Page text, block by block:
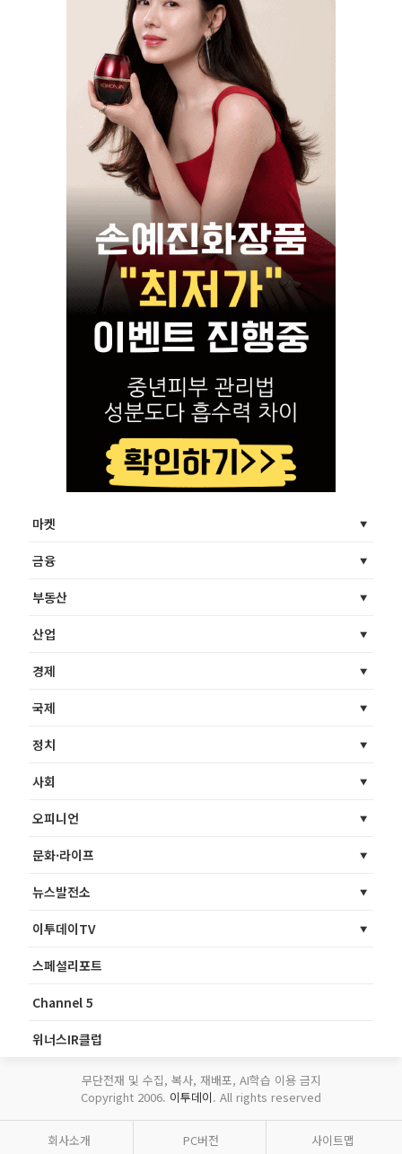
마켓
금융
부동산
산업
경제
국제
정치
사회
오피니언
문화·라이프
뉴스발전소
이투데이TV
스페셜리포트
Channel 5
위너스IR클럽
무단전재 및 수집, 복사, 재배포, AI학습 이용 금지
Copyright 2006. 이투데이. All rights reserved
회사소개 PC버전 사이트맵